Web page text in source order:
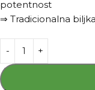
potentnost
⇒ Tradicionalna